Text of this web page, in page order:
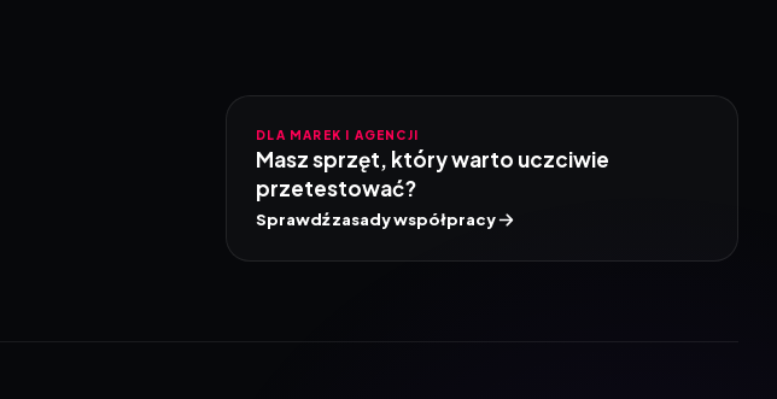
DLA MAREK I AGENCJI
Masz sprzęt, który warto uczciwie
przetestować?
Sprawdź zasady współpracy